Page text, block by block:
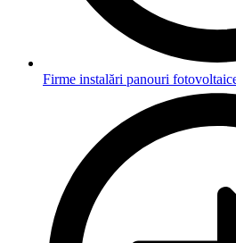
Firme instalări panouri